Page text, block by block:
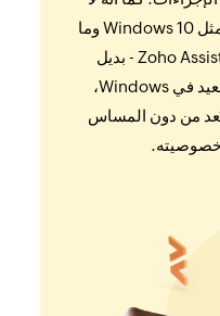
يدعم أحدث أنظمة التشغيل، مثل Windows 10 وما
إلى ذلك. أما مع استخدام Zoho Assist - بديل
بروتوكول سطح المكتب البعيد في Windows،
من دون المساس